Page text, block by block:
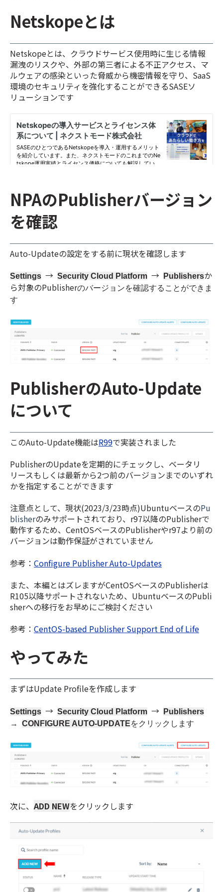
Netskopeとは
Netskopeとは、クラウドサービス使用時に生じる情報
漏洩のリスクや、外部の第三者による不正アクセス、マ
ルウェアの感染といった脅威から機密情報を守り、SaaS
環境のセキュリティを強化することができるSASEソ
リューションです
NPAのPublisherバージョン
を確認
Auto-Updateの設定をする前に現状を確認します
Settings → Security Cloud Platform → Publishersか
ら対象のPublisherのバージョンを確認することができま
す
PublisherのAuto-Update
について
このAuto-Update機能はR99で実装されました
PublisherのUpdateを定期的にチェックし、ベータリ
リースもしくは最新から2つ前のバージョンまでのいずれ
かを指定することができます
注意点として、現状(2023/3/23時点)UbuntuベースのPu
blisherのみサポートされており、r97以降のPublisherで
動作するため、CentOSベースのPublisherやr97より前の
バージョンは動作保証がされていません
参考： Configure Publisher Auto-Updates
また、本編とはズレますがCentOSベースのPublisherは
R105以降サポートされないため、UbuntuベースのPubli
sherへの移行をお早めにご検討ください
参考： CentOS-based Publisher Support End of Life
やってみた
まずはUpdate Profileを作成します
Settings → Security Cloud Platform →
Publishers
→ CONFIGURE AUTO-UPDATEをクリックします
次に、ADD NEWをクリックします